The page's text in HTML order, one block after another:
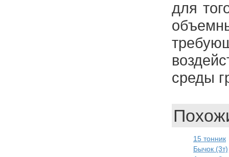
для
среды
15 тонник
Бычок (3т)